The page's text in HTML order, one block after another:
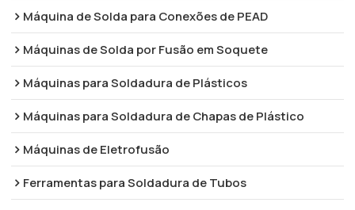
Máquina de Solda para Conexões de PEAD
Máquinas de Solda por Fusão em Soquete
Máquinas para Soldadura de Plásticos
Máquinas para Soldadura de Chapas de Plástico
Máquinas de Eletrofusão
Ferramentas para Soldadura de Tubos